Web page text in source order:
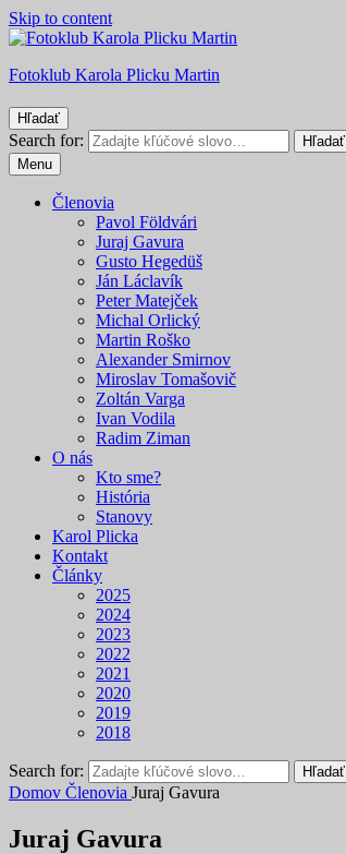
Skip to content
Fotoklub Karola Plicku Martin
Hľadať
Search for:
Hľadať
Menu
Členovia
Pavol Földvári
Juraj Gavura
Gusto Hegedüš
Ján Láclavík
Peter Matejček
Michal Orlický
Martin Roško
Alexander Smirnov
Miroslav Tomašovič
Zoltán Varga
Ivan Vodila
Radim Ziman
O nás
Kto sme?
História
Stanovy
Karol Plicka
Kontakt
Články
2025
2024
2023
2022
2021
2020
2019
2018
Search for: Hľadať
Domov Členovia Juraj Gavura
Juraj Gavura